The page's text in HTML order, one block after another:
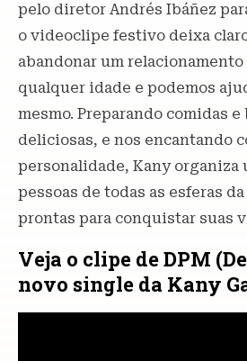
pelo diretor Andrés Ibáñez
o videoclipe festivo deixa
abandonar um
qualquer idade e podemos
mesmo. Preparando comidas e
deliciosas, e nos encantando
personalidade, Kany organiza
pessoas de todas as esferas
prontas para conquistar suas
Veja o clipe de DPM
novo single da Kany